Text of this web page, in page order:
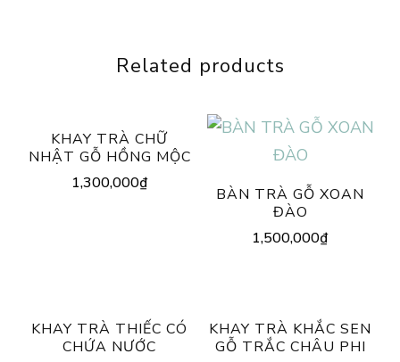
Related products
KHAY TRÀ CHỮ
NHẬT GỖ HỒNG MỘC
1,300,000₫
BÀN TRÀ GỖ XOAN
ĐÀO
1,500,000₫
KHAY TRÀ THIẾC CÓ
CHỨA NƯỚC
KHAY TRÀ KHẮC SEN
GỖ TRẮC CHÂU PHI